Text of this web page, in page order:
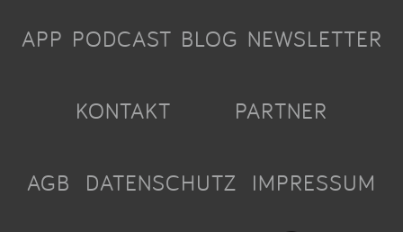
APP PODCAST BLOG NEWSLETTER
KONTAKT PARTNER
AGB DATENSCHUTZ IMPRESSUM